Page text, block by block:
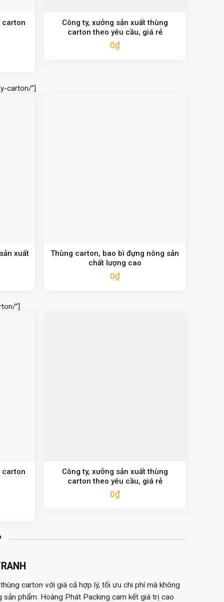
carton
Công ty, xưởng sản xuất thùng
carton theo yêu cầu, giá rẻ
0₫
carton/”]
xuất
Thùng carton, bao bì đựng nông sản
chất lượng cao
0₫
”]
carton
Công ty, xưởng sản xuất thùng
carton theo yêu cầu, giá rẻ
0₫
carton với giá cả hợp lý, tối ưu chi phí mà không
sản phẩm. Hoàng Phát Packing cam kết giá trị cao